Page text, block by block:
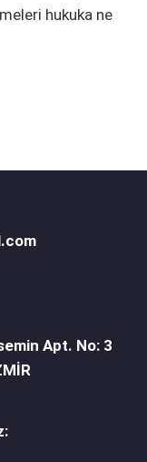
hukuka ne
Apt. No: 3